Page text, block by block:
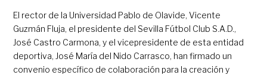
El rector de la Universidad Pablo de Olavide, Vicente
Guzmán Fluja, el presidente del Sevilla Fútbol Club S.A.D.,
José Castro Carmona, y el vicepresidente de esta entidad
deportiva, José María del Nido Carrasco, han firmado un
convenio específico de colaboración para la creación y